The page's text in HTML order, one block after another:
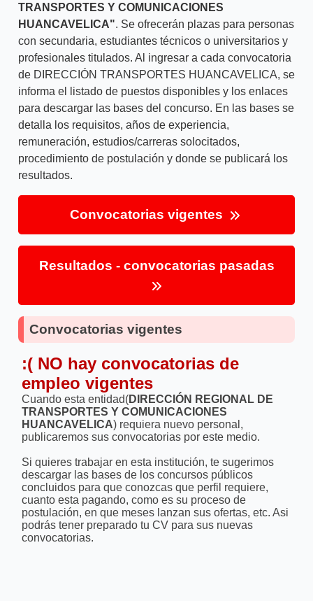
TRANSPORTES Y COMUNICACIONES
HUANCAVELICA". Se ofrecerán plazas para personas
con secundaria, estudiantes técnicos o universitarios y
profesionales titulados. Al ingresar a cada convocatoria
de DIRECCIÓN TRANSPORTES HUANCAVELICA, se
informa el listado de puestos disponibles y los enlaces
para descargar las bases del concurso. En las bases se
detalla los requisitos, años de experiencia,
remuneración, estudios/carreras solocitados,
procedimiento de postulación y donde se publicará los
resultados.
Convocatorias vigentes
Resultados - convocatorias pasadas
Convocatorias vigentes
:( NO hay convocatorias de
empleo vigentes
Cuando esta entidad(DIRECCIÓN REGIONAL DE
TRANSPORTES Y COMUNICACIONES
HUANCAVELICA) requiera nuevo personal,
publicaremos sus convocatorias por este medio.
Si quieres trabajar en esta institución, te sugerimos
descargar las bases de los concursos públicos
concluidos para que conozcas que perfil requiere,
cuanto esta pagando, como es su proceso de
postulación, en que meses lanzan sus ofertas, etc. Asi
podrás tener preparado tu CV para sus nuevas
convocatorias.